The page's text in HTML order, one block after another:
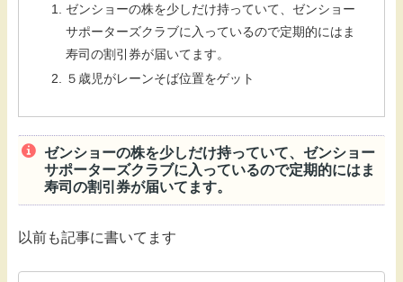
ゼンショーの株を少しだけ持っていて、ゼンショー
サポーターズクラブに入っているので定期的にはま
寿司の割引券が届いてます。
５歳児がレーンそば位置をゲット
ゼンショーの株を少しだけ持っていて、ゼンショー
サポーターズクラブに入っているので定期的にはま
寿司の割引券が届いてます。
以前も記事に書いてます